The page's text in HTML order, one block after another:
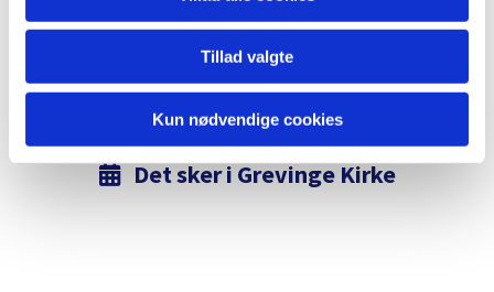
Tillad valgte
Kun nødvendige cookies
Det sker i Grevinge Kirke